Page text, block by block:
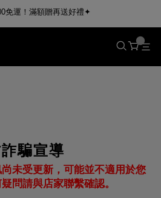
免運！滿額贈再送好禮✦
詐騙宣導
未受更新，可能並不適用於您
問請與店家聯繫確認。